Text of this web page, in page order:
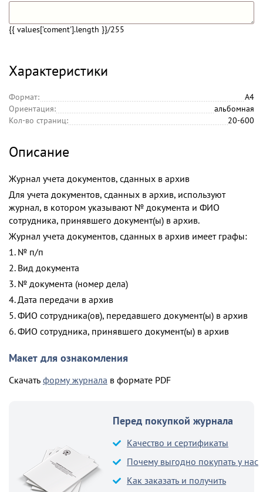
{{ values['coment'].length }}/255
Характеристики
Формат:
А4
Ориентация:
альбомная
Кол-во страниц:
20-600
Описание
Журнал учета документов, сданных в архив
Для учета документов, сданных в архив, используют
журнал, в котором указывают № документа и ФИО
сотрудника, принявшего документ(ы) в архив.
Журнал учета документов, сданных в архив имеет графы:
1. № п/п
2. Вид документа
3. № документа (номер дела)
4. Дата передачи в архив
5. ФИО сотрудника(ов), передавшего документ(ы) в архив
6. ФИО сотрудника, принявшего документ(ы) в архив
Макет для ознакомления
Скачать форму журнала в формате PDF
Перед покупкой журнала
Качество и сертификаты
Почему выгодно покупать у нас
Как заказать и получить